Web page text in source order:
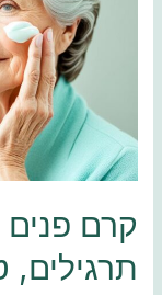
תרגילים,
תרגילים,
ומוצרים